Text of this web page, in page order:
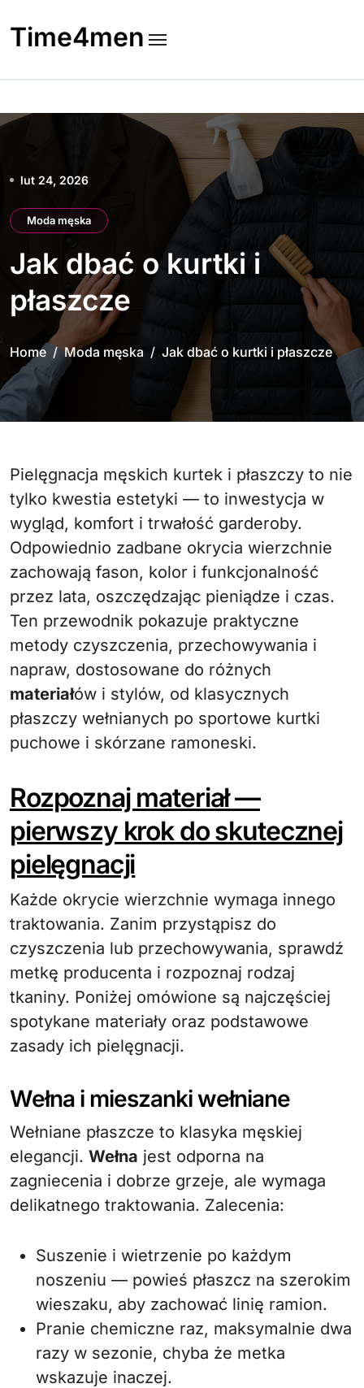
to
content
Time4men
lut 24, 2026
Moda męska
Jak dbać o kurtki i
płaszcze
Home Moda męska Jak dbać o kurtki i płaszcze
Pielęgnacja męskich kurtek i płaszczy to nie
tylko kwestia estetyki — to inwestycja w
wygląd, komfort i trwałość garderoby.
Odpowiednio zadbane okrycia wierzchnie
zachowają fason, kolor i funkcjonalność
przez lata, oszczędzając pieniądze i czas.
Ten przewodnik pokazuje praktyczne
metody czyszczenia, przechowywania i
napraw, dostosowane do różnych
materiałów i stylów, od klasycznych
płaszczy wełnianych po sportowe kurtki
puchowe i skórzane ramoneski.
Rozpoznaj materiał —
pierwszy krok do skutecznej
pielęgnacji
Każde okrycie wierzchnie wymaga innego
traktowania. Zanim przystąpisz do
czyszczenia lub przechowywania, sprawdź
metkę producenta i rozpoznaj rodzaj
tkaniny. Poniżej omówione są najczęściej
spotykane materiały oraz podstawowe
zasady ich pielęgnacji.
Wełna i mieszanki wełniane
Wełniane płaszcze to klasyka męskiej
elegancji. Wełna jest odporna na
zagniecenia i dobrze grzeje, ale wymaga
delikatnego traktowania. Zalecenia:
Suszenie i wietrzenie po każdym
noszeniu — powieś płaszcz na szerokim
wieszaku, aby zachować linię ramion.
Pranie chemiczne raz, maksymalnie dwa
razy w sezonie, chyba że metka
wskazuje inaczej.